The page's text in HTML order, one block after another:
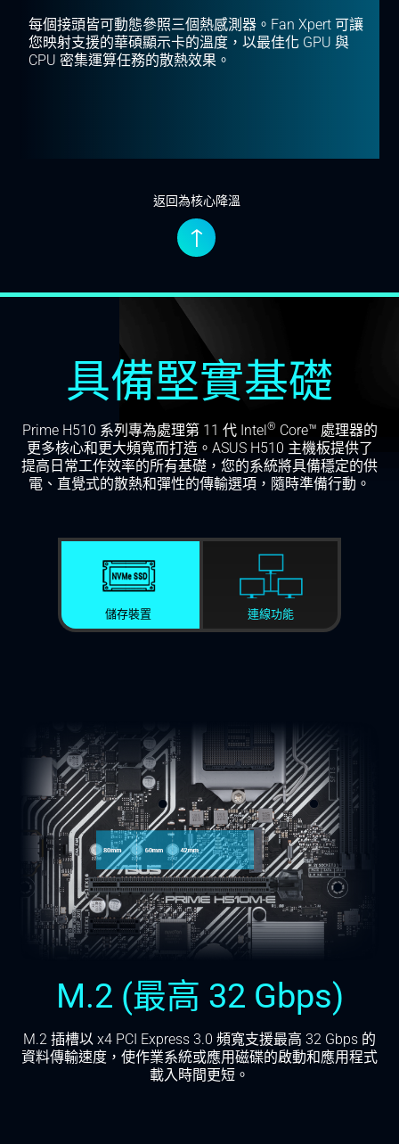
每個接頭皆可動態參照三個熱感測器。Fan Xpert 可讓
您映射支援的華碩顯示卡的溫度，以最佳化 GPU 與
CPU 密集運算任務的散熱效果。
返回為核心降溫
↑
具備堅實基礎
Prime H510 系列專為處理第 11 代 Intel® Core™ 處理器的
更多核心和更大頻寬而打造。ASUS H510 主機板提供了
提高日常工作效率的所有基礎，您的系統將具備穩定的供
電、直覺式的散熱和彈性的傳輸選項，隨時準備行動。
儲存裝置 連線功能
M.2 (最高 32 Gbps)
M.2 插槽以 x4 PCI Express 3.0 頻寬支援最高 32 Gbps 的
資料傳輸速度，使作業系統或應用磁碟的啟動和應用程式
載入時間更短。